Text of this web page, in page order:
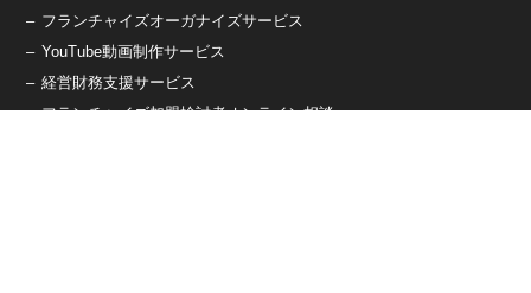
– フランチャイズオーガナイズサービス
– YouTube動画制作サービス
– 経営財務支援サービス
– フランチャイズ加盟検討者オンライン相談